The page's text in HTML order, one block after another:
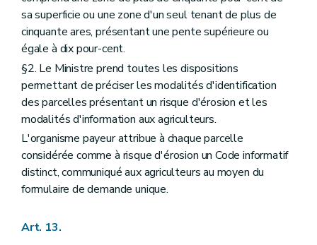
sa superficie ou une zone d'un seul tenant de plus de
cinquante ares, présentant une pente supérieure ou
égale à dix pour-cent.
§2. Le Ministre prend toutes les dispositions
permettant de préciser les modalités d'identification
des parcelles présentant un risque d'érosion et les
modalités d'information aux agriculteurs.
L'organisme payeur attribue à chaque parcelle
considérée comme à risque d'érosion un Code informatif
distinct, communiqué aux agriculteurs au moyen du
formulaire de demande unique.
Art. 13.